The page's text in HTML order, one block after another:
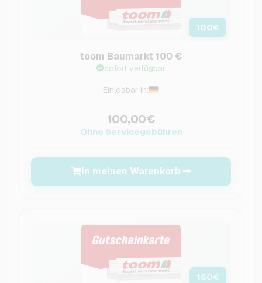
100€
toom Baumarkt 100 €
sofort verfügbar
Einlösbar in:
100,00€
Ohne Servicegebühren
In meinen Warenkorb
150€